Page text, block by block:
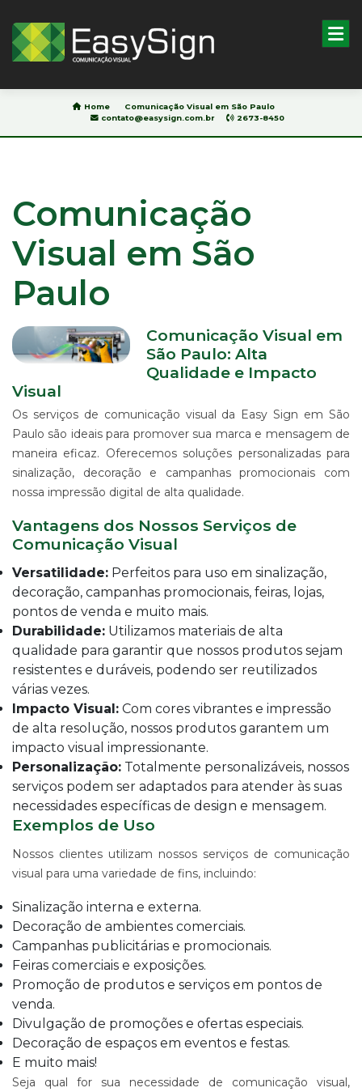
BLOG
PRODUTOS
&
IMPRESSÃO
EM
ADESIVO
IMPRESSÃO
EM
LONA
IMPRESSÃO
DIGITAL
EM
PAPEL
UV
EM
CHAPA
IMPRESSÃO
DIGITAL
SUBLIMÁTICA
EM
TECIDO
IMPRESSÃO
DIGITAL
DTG
ALGODÃO
SUPORTE
PARA
BANNERS
WIND
BANNER
ESTRUTURAS
PRODUTO
PROMOCIONAL
PARA
EVENTOS
E
EMPRESAS
PRODUTO
PROMOCIONAL
PARA
PONTO
DE
VENDA
Home
Comunicação Visual em São Paulo
contato@easysign.com.br
2673-8450
Comunicação
Visual em São
Paulo
Comunicação Visual em
São Paulo: Alta
Qualidade e Impacto
Visual
Os serviços de comunicação visual da Easy Sign em São
Paulo são ideais para promover sua marca e mensagem de
maneira eficaz. Oferecemos soluções personalizadas para
sinalização, decoração e campanhas promocionais com
nossa impressão digital de alta qualidade.
Vantagens dos Nossos Serviços de
Comunicação Visual
Versatilidade: Perfeitos para uso em sinalização,
decoração, campanhas promocionais, feiras, lojas,
pontos de venda e muito mais.
Durabilidade: Utilizamos materiais de alta
qualidade para garantir que nossos produtos sejam
resistentes e duráveis, podendo ser reutilizados
várias vezes.
Impacto Visual: Com cores vibrantes e impressão
de alta resolução, nossos produtos garantem um
impacto visual impressionante.
Personalização: Totalmente personalizáveis, nossos
serviços podem ser adaptados para atender às suas
necessidades específicas de design e mensagem.
Exemplos de Uso
Nossos clientes utilizam nossos serviços de comunicação
visual para uma variedade de fins, incluindo:
Sinalização interna e externa.
Decoração de ambientes comerciais.
Campanhas publicitárias e promocionais.
Feiras comerciais e exposições.
Promoção de produtos e serviços em pontos de
venda.
Divulgação de promoções e ofertas especiais.
Decoração de espaços em eventos e festas.
E muito mais!
Seja qual for sua necessidade de comunicação visual,